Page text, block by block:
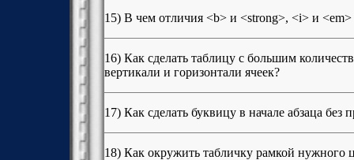
15) В чем отличия <b> и <strong>, <i> и <em>
16) Как сделать таблицу с большим
вертикали и горизонтали ячеек?
17) Как сделать буквицу в начале абзаца без
18) Как окружить табличку рамкой нужного